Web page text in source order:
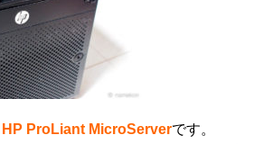
HP ProLiant MicroServerです。